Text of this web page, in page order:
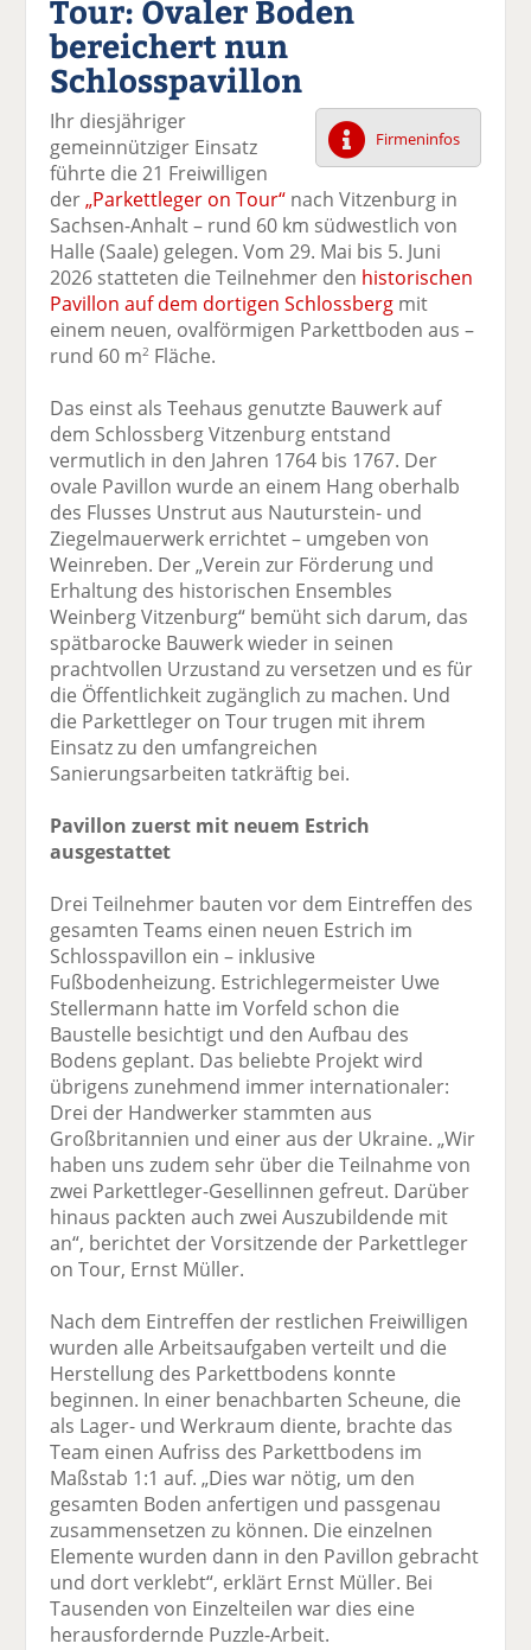
F
ac
e
b
o
o
k
te
il
tt
er
n
Li
n
k
e
di
n
te
il
e
E
m
ai
l
v
er
se
d
ck
e
n
Tour: Ovaler Boden
bereichert nun
Schlosspavillon
Firmeninfos
Ihr diesjähriger
gemeinnütziger Einsatz
führte die 21 Freiwilligen
der„Parkettleger on Tour“ nach Vitzenburg in
Sachsen-Anhalt – rund 60 km südwestlich von
Halle (Saale) gelegen. Vom 29. Mai bis 5. Juni
2026 statteten die Teilnehmer den historischen
Pavillon auf dem dortigen Schlossberg mit
einem neuen, ovalförmigen Parkettboden aus –
rund 60 m2 Fläche.
Das einst als Teehaus genutzte Bauwerk auf
dem Schlossberg Vitzenburg entstand
vermutlich in den Jahren 1764 bis 1767. Der
ovale Pavillon wurde an einem Hang oberhalb
des Flusses Unstrut aus Nauturstein- und
Ziegelmauerwerk errichtet – umgeben von
Weinreben. Der „Verein zur Förderung und
Erhaltung des historischen Ensembles
Weinberg Vitzenburg“ bemüht sich darum, das
spätbarocke Bauwerk wieder in seinen
prachtvollen Urzustand zu versetzen und es für
die Öffentlichkeit zugänglich zu machen. Und
die Parkettleger on Tour trugen mit ihrem
Einsatz zu den umfangreichen
Sanierungsarbeiten tatkräftig bei.
Pavillon zuerst mit neuem Estrich
ausgestattet
Drei Teilnehmer bauten vor dem Eintreffen des
gesamten Teams einen neuen Estrich im
Schlosspavillon ein – inklusive
Fußbodenheizung. Estrichlegermeister Uwe
Stellermann hatte im Vorfeld schon die
Baustelle besichtigt und den Aufbau des
Bodens geplant. Das beliebte Projekt wird
übrigens zunehmend immer internationaler:
Drei der Handwerker stammten aus
Großbritannien und einer aus der Ukraine. „Wir
haben uns zudem sehr über die Teilnahme von
zwei Parkettleger-Gesellinnen gefreut. Darüber
hinaus packten auch zwei Auszubildende mit
an“, berichtet der Vorsitzende der Parkettleger
on Tour, Ernst Müller.
Nach dem Eintreffen der restlichen Freiwilligen
wurden alle Arbeitsaufgaben verteilt und die
Herstellung des Parkettbodens konnte
beginnen. In einer benachbarten Scheune, die
als Lager- und Werkraum diente, brachte das
Team einen Aufriss des Parkettbodens im
Maßstab 1:1 auf. „Dies war nötig, um den
gesamten Boden anfertigen und passgenau
zusammensetzen zu können. Die einzelnen
Elemente wurden dann in den Pavillon gebracht
und dort verklebt“, erklärt Ernst Müller. Bei
Tausenden von Einzelteilen war dies eine
herausfordernde Puzzle-Arbeit.